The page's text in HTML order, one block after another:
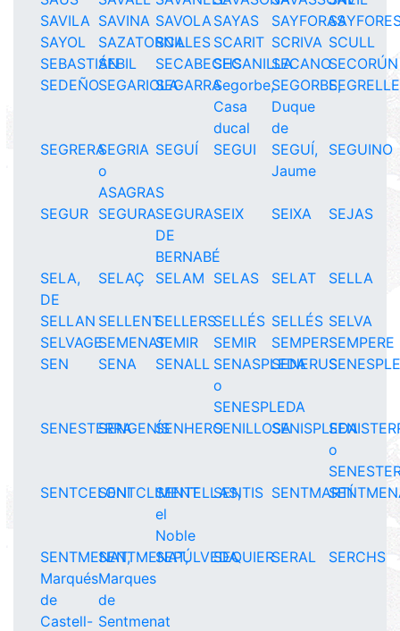
SAVILA SAVINA SAVOLASAYAS SAYFORAS
SAYOL
SAZATORNIL
SCALES SCARIT SCRIVA SCULL
SEBASTIÁNSEBIL SECABECHSSECANILLASECANOSECORÚN
SEDEÑOSEGARIOLASEGARRASegorbe,
Casa
ducal
SEGORBE,
Duque
de
SEGRERASEGRIA
o
ASAGRAS
SEGUÍ SEGUI
SEGUÍ,
Jaume
SEGUINO
SEGUR SEGURASEGURA
DE
BERNABÉ
SEIX SEIXA SEJAS
SELA,
DE
SELAÇ SELAM SELAS SELAT SELLA
SELLAN SELLENTSELLERSSELLÉS SELLÉS SELVA
SELVAGESEMENATSEMIR SEMIR SEMPERSEMPERE
SEN
SENA SENALL SENASPLEDA
o
SENESPLEDA
SENERUS
SENESTERRASENGENÍSSENHEROSENILLOSASENISPLEDA
o
SENTCELONISENTCLIMENTSENTELLAS,
el
Noble
SENTIS SENTMARTÍ
SENTMENAT,
Marqués
de
Castell-
SENTMENAT,
Marques
de
Sentmenat
SEPÚLVEDASEQUIERSERAL SERCHS